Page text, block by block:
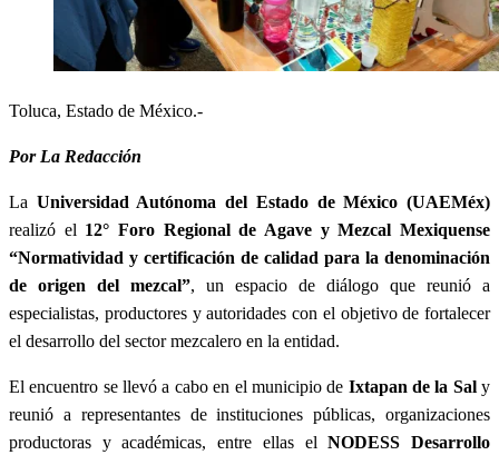
Toluca, Estado de México.-
Por La Redacción
La Universidad Autónoma del Estado de México (UAEMéx)
realizó el 12° Foro Regional de Agave y Mezcal Mexiquense
“Normatividad y certificación de calidad para la denominación
de origen del mezcal”, un espacio de diálogo que reunió a
especialistas, productores y autoridades con el objetivo de fortalecer
el desarrollo del sector mezcalero en la entidad.
El encuentro se llevó a cabo en el municipio de Ixtapan de la Saly
reunió a representantes de instituciones públicas, organizaciones
productoras y académicas, entre ellas elNODESS Desarrollo